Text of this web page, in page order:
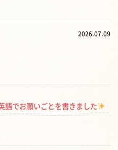
2026.07.09
語でお願いごとを書きました